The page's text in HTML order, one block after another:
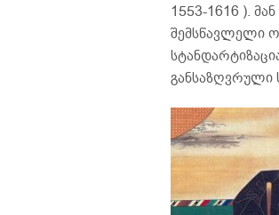
1553-1616 ).
შემსწავლელი
განსაზღვრული